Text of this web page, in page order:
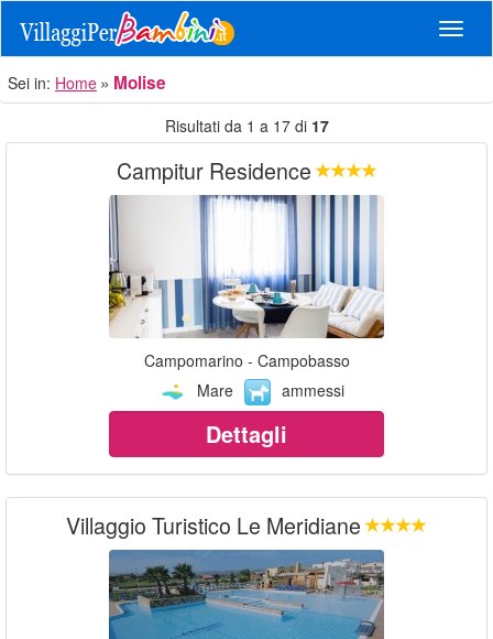
Sei in: Home Molise
Risultati da 1 a 17 di 17
Campitur Residence
Campomarino - Campobasso
Mare
ammessi
Dettagli
Villaggio Turistico Le Meridiane